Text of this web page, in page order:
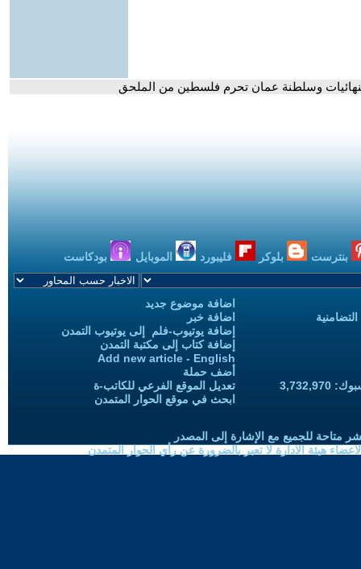
بنترست بلوكر فليبورد الموبايل بودكاست
اضافة موضوع جديد
اضافة خبر
إضافة يوتيوب-فلم إلى يوتيوب التمدن
إضافة كتاب إلى مكتبة التمدن
Add new article - English
أضف حملة
تعديل الموقع الفرعي للكاتب-ة
ابحث في موقع الحوار المتمدن
متاحة للجميع مع الإشارة إلى المصدر
هيئة الادارة لا تعبر بالضرورة عن رأي الحوار المتمدن